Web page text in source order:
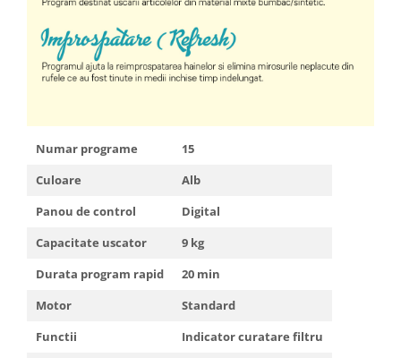
Numar programe
15
Culoare
Alb
Panou de control
Digital
Capacitate uscator
9 kg
Durata program rapid
20 min
Motor
Standard
Functii
Indicator curatare filtru